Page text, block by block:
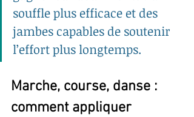
souffle plus efficace et des
jambes capables de soutenir
l’effort plus longtemps.
Marche, course, danse :
comment appliquer